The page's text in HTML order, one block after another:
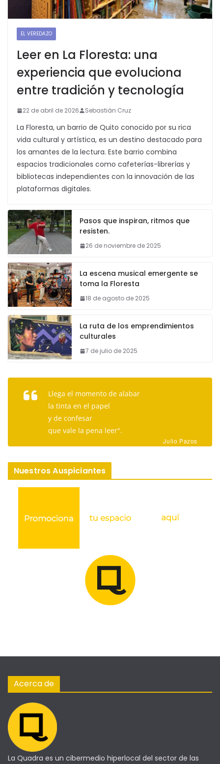
EL VEREDAZO
Leer en La Floresta: una
experiencia que evoluciona
entre tradición y tecnología
22 de abril de 2026 Sebastián Cruz
La Floresta, un barrio de Quito conocido por su rica
vida cultural y artística, es un destino destacado para
los amantes de la lectura. Este barrio combina
espacios tradicionales como cafeterías-librerías y
bibliotecas independientes con la innovación de las
plataformas digitales.
Pasos que inspiran, ritmos que
resisten.
26 de noviembre de 2025
La escena musical emergente se
toma la Floresta
18 de agosto de 2025
La ruta de los emprendimientos
culturales
7 de julio de 2025
Llega el momento de alabar
la tinta en el papel
y de confesar
que vale la pena leer".
Julio Pazos
Nuestros Auspiciantes
Acerca de
La Quadra es un cibermedio hiperlocal del sector de las